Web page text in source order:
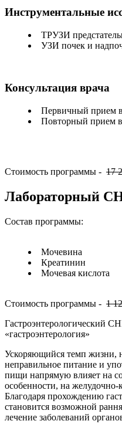
Инструментальные
ТРУЗИ
УЗИ почек и
Консультация врача
Первичный прием
Повторный прием
Стоимость программы - 17
Лабораторный
Состав программы:
Мочевина
Креатинин
Мочевая кислота
Стоимость программы - 1
Гастроэнтерологический
«гастроэнтерология»
Ускоряющийся темп жизни,
неправильное питание и
пищи напрямую влияет на
особенности, на
Благодаря прохождению
становится возможной
лечение заболеваний